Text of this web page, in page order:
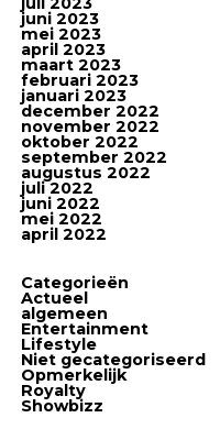
juni 2023
mei 2023
april 2023
maart 2023
februari 2023
januari 2023
december 2022
november 2022
oktober 2022
september 2022
augustus 2022
juli 2022
juni 2022
mei 2022
april 2022
Categorieën
Actueel
algemeen
Entertainment
Lifestyle
Niet gecategoriseerd
Opmerkelijk
Royalty
Showbizz